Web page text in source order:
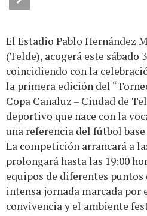
El Estadio Pablo Hernández
(Telde), acogerá este sábado
coincidiendo con la
la primera edición del
Copa Canaluz – Ciudad de
deportivo que nace con la
una referencia del fútbol base
La competición arrancará a
prolongará hasta las 19:00
equipos de diferentes
intensa jornada marcada por
convivencia y el ambiente